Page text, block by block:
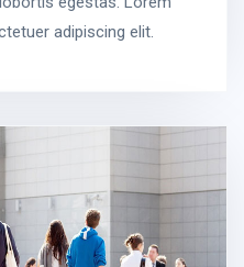
adipiscing elit.